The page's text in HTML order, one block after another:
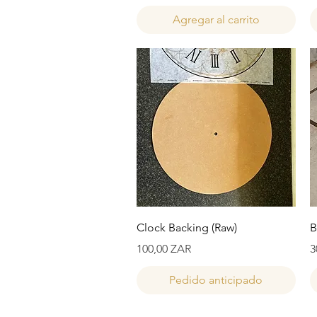
Agregar al carrito
Vista rápida
Clock Backing (Raw)
Precio
100,00 ZAR
Pedido anticipado